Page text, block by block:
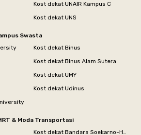
Kost dekat UNAIR Kampus C
Kost dekat UNS
Swasta
Kost dekat Binus
Kost dekat Binus Alam Sutera
Kost dekat UMY
Kost dekat Udinus
& Moda Transportasi
Kost dekat Bandara Soekarno-Hatta